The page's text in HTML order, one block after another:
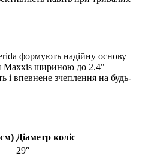
формують надійну основу
Maxxis шириною до 2.4"
і впевнене зчеплення на будь-
Діаметр коліс
29″